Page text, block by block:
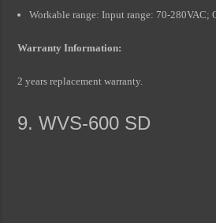
Workable range: Input range: 70-280VAC;
Warranty Information:
2 years replacement warranty.
9. WVS-600 SD